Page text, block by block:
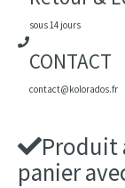
sous 14 jours
CONTACT
contact@kolorados.fr
Produit
panier